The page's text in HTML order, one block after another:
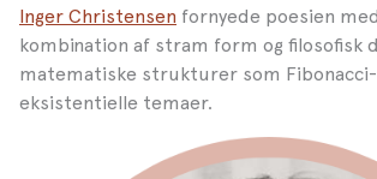
Inger Christensen fornyede poesien
kombination af stram form og filosofisk
matematiske strukturer som
eksistentielle temaer.